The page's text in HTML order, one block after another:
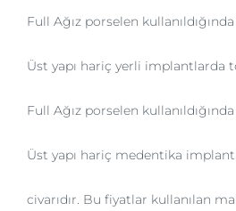
Full Ağız porselen
Üst yapı hariç yerli implantlarda
Full Ağız porselen
Üst yapı hariç medentika
civarıdır. Bu fiyatlar kullanılan